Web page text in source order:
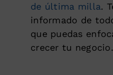
de última milla.
informado de
que puedas
crecer tu negocio.